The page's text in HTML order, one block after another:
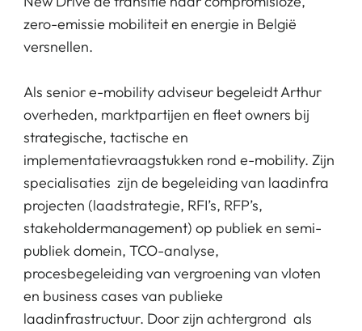
zero-emissie mobiliteit en energie in België
versnellen.
Als senior e-mobility adviseur begeleidt Arthur
overheden, marktpartijen en fleet owners bij
strategische, tactische en
implementatievraagstukken rond e-mobility. Zijn
specialisaties zijn de begeleiding van laadinfra
projecten (laadstrategie, RFI’s, RFP’s,
stakeholdermanagement) op publiek en semi-
publiek domein, TCO-analyse,
procesbegeleiding van vergroening van vloten
en business cases van publieke
laadinfrastructuur. Door zijn achtergrond als